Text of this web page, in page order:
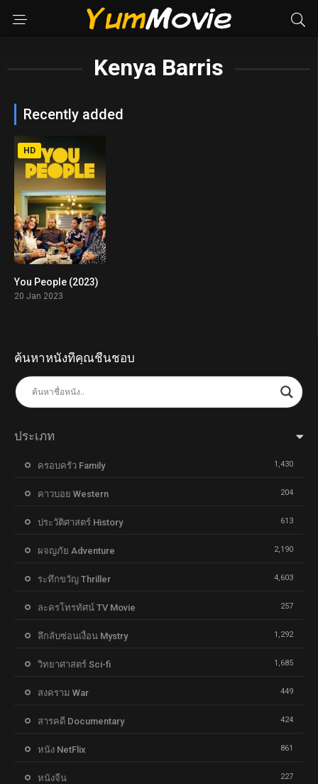
Kenya Barris
Recently added
5.5
HD
You People (2023)
20 Jan 2023
ค้นหาหนังที่คุณชื่นชอบ
ประเภท
ครอบครัว Family 1,430
คาวบอย Western 204
ประวัติศาสตร์ History 613
ผจญภัย Adventure 2,190
ระทึกขวัญ Thriller 4,603
ละครโทรทัศน์ TV Movie 257
ลึกลับซ่อนเงื่อน Mystry 1,292
วิทยาศาสตร์ Sci-fi 1,685
สงคราม War 449
สารคดี Documentary 424
หนัง NetFlix 861
หนังจีน 227